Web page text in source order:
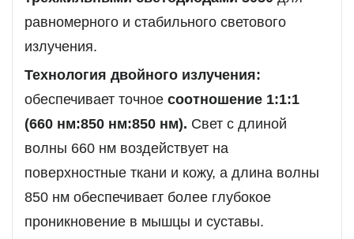
равномерного и стабильного светового
излучения.
Технология двойного излучения:
обеспечивает точное соотношение 1:1:1
(660 нм:850 нм:850 нм). Свет с длиной
волны 660 нм воздействует на
поверхностные ткани и кожу, а длина волны
850 нм обеспечивает более глубокое
проникновение в мышцы и суставы.